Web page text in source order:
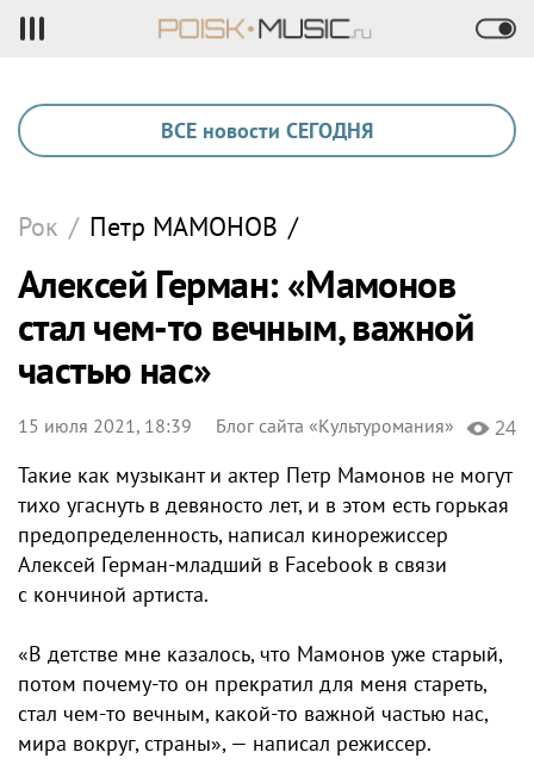
ВСЕ новости СЕГОДНЯ
Рок / Петр МАМОНОВ /
Алексей Герман: «Мамонов
стал чем-то вечным, важной
частью нас»
15 июля 2021, 18:39 Блог сайта «Культуромания» 24
Такие как музыкант и актер Петр Мамонов не могут
тихо угаснуть в девяносто лет, и в этом есть горькая
предопределенность, написал кинорежиссер
Алексей Герман-младший в Facebook в связи
с кончиной артиста.
«В детстве мне казалось, что Мамонов уже старый,
потом почему-то он прекратил для меня стареть,
стал чем-то вечным, какой-то важной частью нас,
мира вокруг, страны», — написал режиссер.